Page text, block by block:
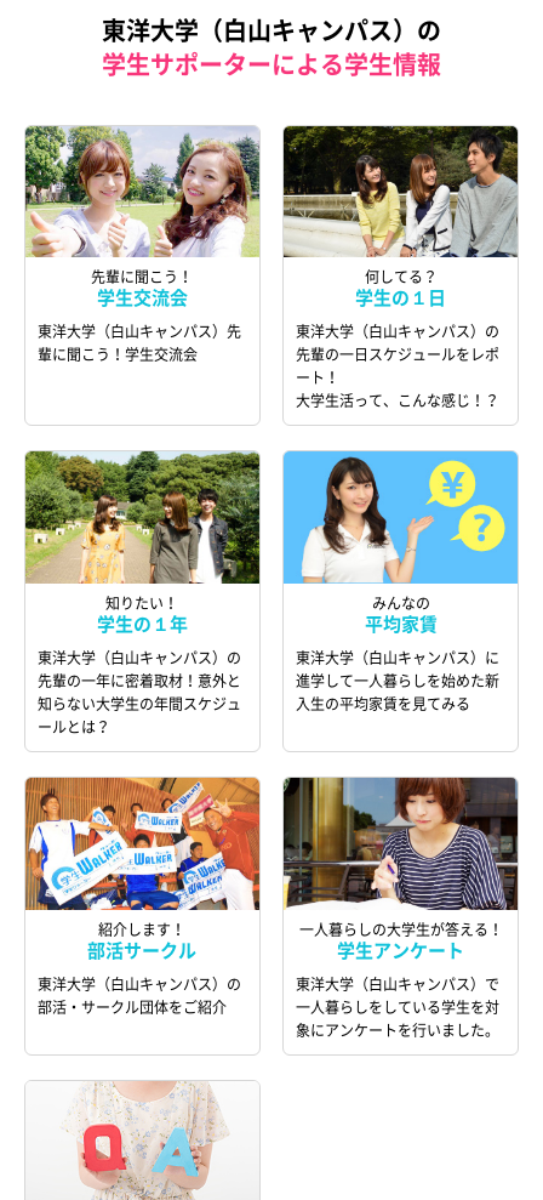
東洋大学（白山キャンパス）の
学生サポーターによる学生情報
先輩に聞こう！
学生交流会
東洋大学（白山キャンパス）先
輩に聞こう！学生交流会
何してる？
学生の１日
東洋大学（白山キャンパス）の
先輩の一日スケジュールをレポ
ート！
大学生活って、こんな感じ！？
知りたい！
学生の１年
東洋大学（白山キャンパス）の
先輩の一年に密着取材！意外と
知らない大学生の年間スケジュ
ールとは？
みんなの
平均家賃
東洋大学（白山キャンパス）に
進学して一人暮らしを始めた新
入生の平均家賃を見てみる
紹介します！
部活サークル
東洋大学（白山キャンパス）の
部活・サークル団体をご紹介
一人暮らしの大学生が答える！
学生アンケート
東洋大学（白山キャンパス）で
一人暮らしをしている学生を対
象にアンケートを行いました。